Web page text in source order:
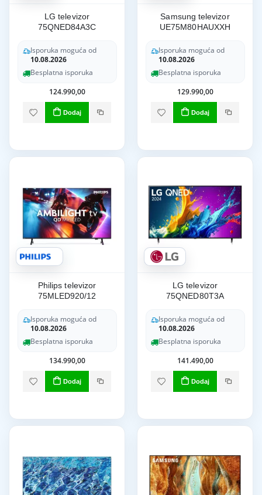
LG televizor
75QNED84A3C
Isporuka moguća od
10.08.2026
Besplatna isporuka
124.990,00
Dodaj
Samsung televizor
UE75M80HAUXXH
Isporuka moguća od
10.08.2026
Besplatna isporuka
129.990,00
Dodaj
Philips televizor
75MLED920/12
Isporuka moguća od
10.08.2026
Besplatna isporuka
134.990,00
Dodaj
LG televizor
75QNED80T3A
Isporuka moguća od
10.08.2026
Besplatna isporuka
141.490,00
Dodaj